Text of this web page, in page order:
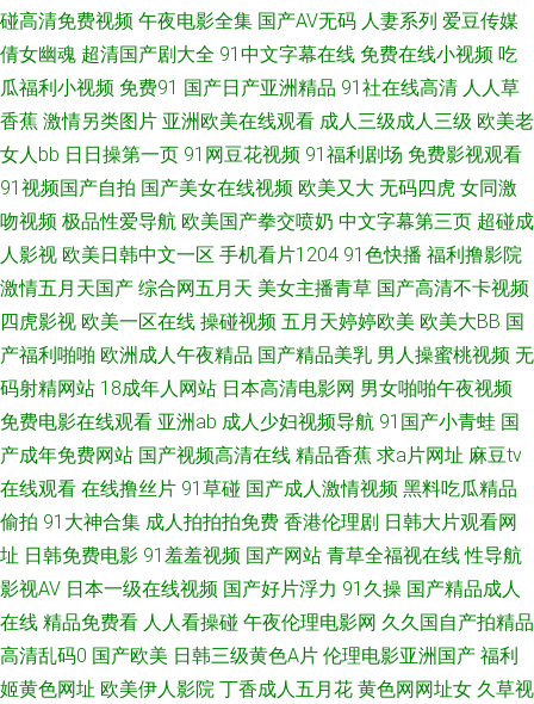
超碰在线视人人 2026一区二区 91管方传谋免费线观看 青青草在观免费 91
黑丝导航 91次元网页版入口 二区传媒果冻 91人妻人人干 91综合熟女
www99不卡 欧美人妻人人爽 人妖操人妖导航 亚洲黄色免费网站 国产二区视
深夜福利影院 在线视频免费看 超碰91人人观看 高清无码18人妻 成人91快播
超碰AV123 九一色桃 青青草伊人av 白嫩在线播放 无码小电影 日韩ed2k 国产
一区福利 色小姐人人乐 人人撸人人爱 第一福利视频观看 日本成人色官网在
线 狠狠干青青草婷婷 99综合人妻 蜜臀91视频 TS人妖丝袜包裹自慰 在线视
频网站 婷婷五月天99 91线上 97蜜桃新版 91网站视频在线观看 91豆花网18
影音先锋男人av久久 伊人色婷婷亚洲一区二区 亚洲日本欧美0 欧亚肏屄视频
亚洲欧美精选 亚洲bt区 香蕉伊人在线 亚洲成人无码专区 五月另类图片 深夜
成人影院 日韩欧美视频青青 人人综合人人舔 日本呵嘿片 人人天堂 人人干人
碰高清免费视频 午夜电影全集 国产AV无码 人妻系列 爱豆传媒
倩女幽魂 超清国产剧大全 91中文字幕在线 免费在线小视频 吃
瓜福利小视频 免费91 国产日产亚洲精品 91社在线高清 人人草
香蕉 激情另类图片 亚洲欧美在线观看 成人三级成人三级 欧美老
女人bb 日日操第一页 91网豆花视频 91福利剧场 免费影视观看
91视频国产自拍 国产美女在线视频 欧美又大 无码四虎 女同激
吻视频 极品性爱导航 欧美国产拳交喷奶 中文字幕第三页 超碰成
人影视 欧美日韩中文一区 手机看片1204 91色快播 福利撸影院
激情五月天国产 综合网五月天 美女主播青草 国产高清不卡视频
四虎影视 欧美一区在线 操碰视频 五月天婷婷欧美 欧美大BB 国
产福利啪啪 欧洲成人午夜精品 国产精品美乳 男人操蜜桃视频 无
码射精网站 18成年人网站 日本高清电影网 男女啪啪午夜视频
免费电影在线观看 亚洲ab 成人少妇视频导航 91国产小青蛙 国
产成年免费网站 国产视频高清在线 精品香蕉 求a片网址 麻豆tv
在线观看 在线撸丝片 91草碰 国产成人激情视频 黑料吃瓜精品
偷拍 91大神合集 成人拍拍拍免费 香港伦理剧 日韩大片观看网
址 日韩免费电影 91羞羞视频 国产网站 青草全福视在线 性导航
影视AV 日本一级在线视频 国产好片浮力 91久操 国产精品成人
在线 精品免费看 人人看操碰 午夜伦理电影网 久久国自产拍精品
高清乱码0 国产欧美 日韩三级黄色A片 伦理电影亚洲国产 福利
姬黄色网址 欧美伊人影院 丁香成人五月花 黄色网网址女 久草视